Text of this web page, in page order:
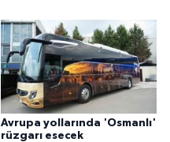
Avrupa yollarında 'Osmanlı'
rüzgarı esecek